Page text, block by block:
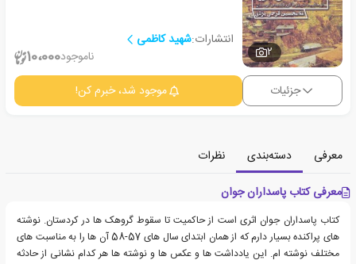
2
انتشارات:شهید کاظمی
ناموجود10،000
جزئیات موجود شد، خبرم کن!
معرفی دسته‌بندی
نظرات
معرفی کتاب پاسداران جوان
کتاب پاسداران جوان اثری است از حاکمیت تا سقوط گروهک ها در کردستان. نوشته
های پراکنده بسیار دارم که از همان ابتدای سال های 57-58 آن ها را به مناسبت های
مختلف نوشته ام. این یادداشت ها و عکس ها و نوشته ها هر کدام نشانی از حادثه